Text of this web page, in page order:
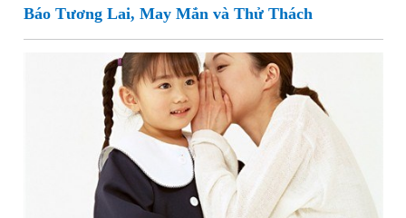
Báo Tương Lai, May Mắn và Thử Thách